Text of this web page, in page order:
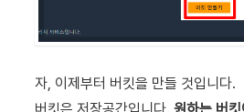
자, 이제부터 버킷을 만들 것입니다.